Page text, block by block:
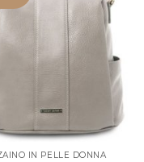
IN PELLE DONNA